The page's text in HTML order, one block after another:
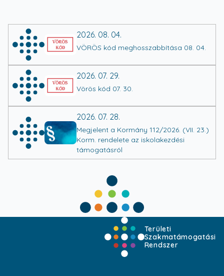
2026. 08. 04.
VÖRÖS kód meghosszabbítása 08. 04.
2026. 07. 29.
Vörös kód 07. 30.
2026. 07. 28.
Megjelent a Kormány 112/2026. (VII. 23.)
Korm. rendelete az iskolakezdési
támogatásról
Területi
Szakmatámogatási
Rendszer